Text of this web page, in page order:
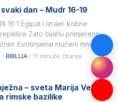
dan – Mudr 16-19
16 1 Egipat i Izrael: kobne
Zato bijahu primjereno
životinjamai mučeni mnoštvom
narod…
BIBLIJA · 11 minute čitanja
– sveta Marija Velika,
rimske bazilike